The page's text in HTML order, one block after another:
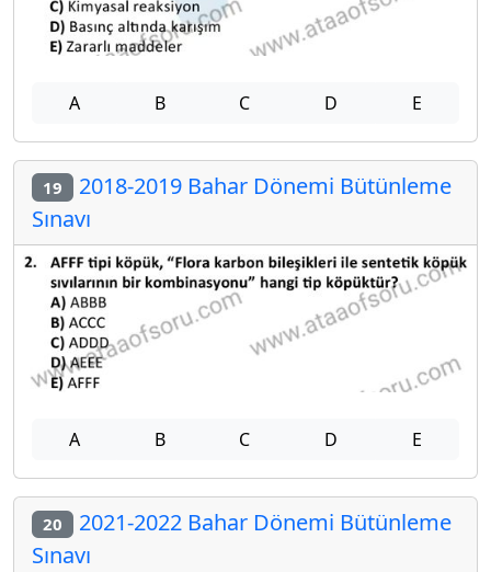
A B C D E
19 2018-2019 Bahar Dönemi Bütünleme
Sınavı
A B C D E
20 2021-2022 Bahar Dönemi Bütünleme
Sınavı